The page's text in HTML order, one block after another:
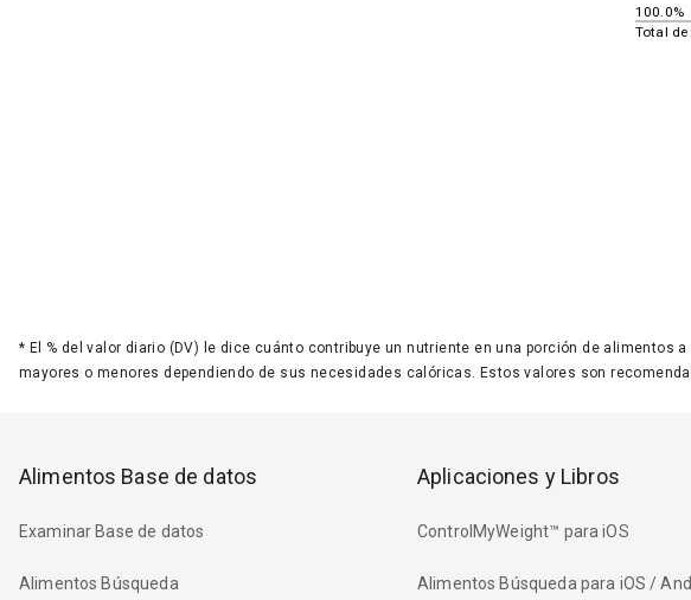
100.0%
Total
* El % del valor diario (DV) le dice cuánto contribuye un nutriente en una porción de
mayores o menores dependiendo de sus necesidades calóricas. Estos valores son
Alimentos Base de datos
Examinar Base de datos
Alimentos Búsqueda
Aplicaciones y Libros
ControlMyWeight™ para iOS
Alimentos Búsqueda para iOS /